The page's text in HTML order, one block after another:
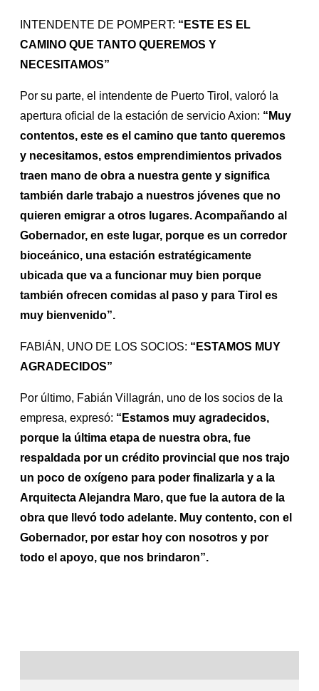
INTENDENTE DE POMPERT: “ESTE ES EL
CAMINO QUE TANTO QUEREMOS Y
NECESITAMOS”
Por su parte, el intendente de Puerto Tirol, valoró la
apertura oficial de la estación de servicio Axion: “Muy
contentos, este es el camino que tanto queremos
y necesitamos, estos emprendimientos privados
traen mano de obra a nuestra gente y significa
también darle trabajo a nuestros jóvenes que no
quieren emigrar a otros lugares. Acompañando al
Gobernador, en este lugar, porque es un corredor
bioceánico, una estación estratégicamente
ubicada que va a funcionar muy bien porque
también ofrecen comidas al paso y para Tirol es
muy bienvenido”.
FABIÁN, UNO DE LOS SOCIOS: “ESTAMOS MUY
AGRADECIDOS”
Por último, Fabián Villagrán, uno de los socios de la
empresa, expresó: “Estamos muy agradecidos,
porque la última etapa de nuestra obra, fue
respaldada por un crédito provincial que nos trajo
un poco de oxígeno para poder finalizarla y a la
Arquitecta Alejandra Maro, que fue la autora de la
obra que llevó todo adelante. Muy contento, con el
Gobernador, por estar hoy con nosotros y por
todo el apoyo, que nos brindaron”.